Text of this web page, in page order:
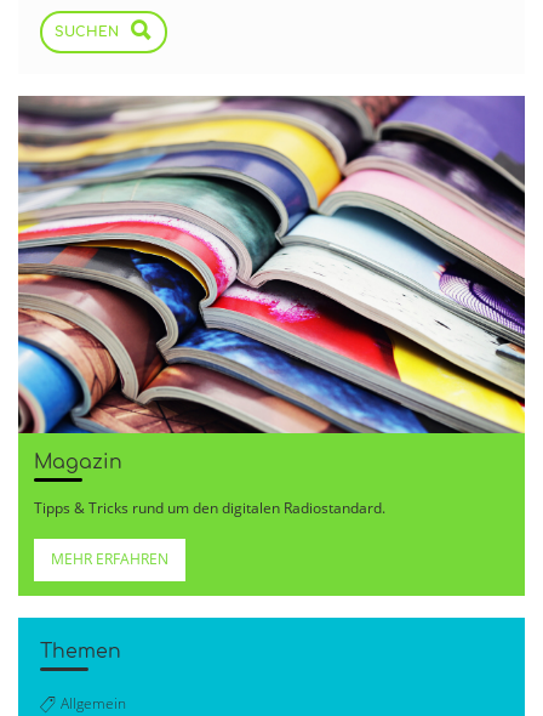
SUCHEN
Magazin
Tipps & Tricks rund um den digitalen Radiostandard.
MEHR ERFAHREN
Themen
Allgemein